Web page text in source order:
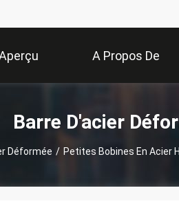
A Propos De
Nous
Barre D'acier
Déformée / Petites Bobines En Acier